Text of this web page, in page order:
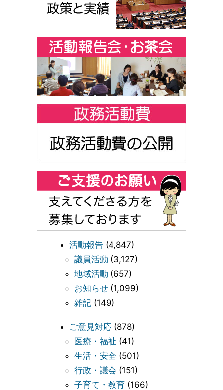
活動報告 (4,847)
議員活動 (3,127)
地域活動 (657)
お知らせ (1,099)
雑記 (149)
ご意見対応 (878)
医療・福祉 (41)
生活・安全 (501)
行政・議会 (151)
子育て・教育 (166)